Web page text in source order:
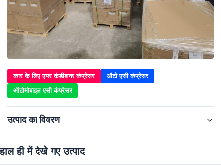
कार के लिए एयर कंडीशनर कंप्रेसर
ऑटो एसी कंप्रेसर
ऑटोमोबाइल एसी कंप्रेसर
उत्पाद का विवरण
Product Name:
हाल ही में देखे गए उत्पाद